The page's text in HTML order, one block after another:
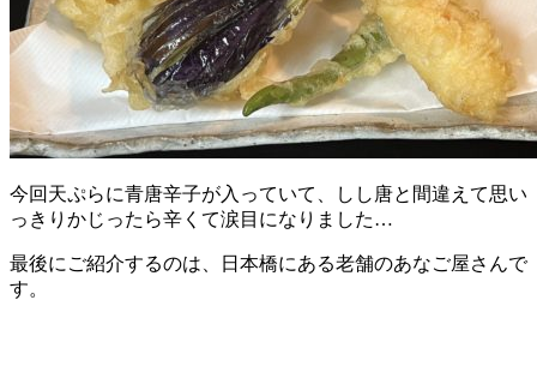
今回天ぷらに青唐辛子が入っていて、しし唐と間違えて思い
っきりかじったら辛くて涙目になりました…
最後にご紹介するのは、日本橋にある老舗のあなご屋さんで
す。